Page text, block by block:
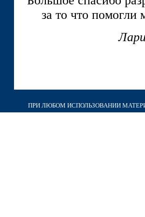
за то что
ПРИ ЛЮБОМ ИСПОЛЬЗОВАНИИ